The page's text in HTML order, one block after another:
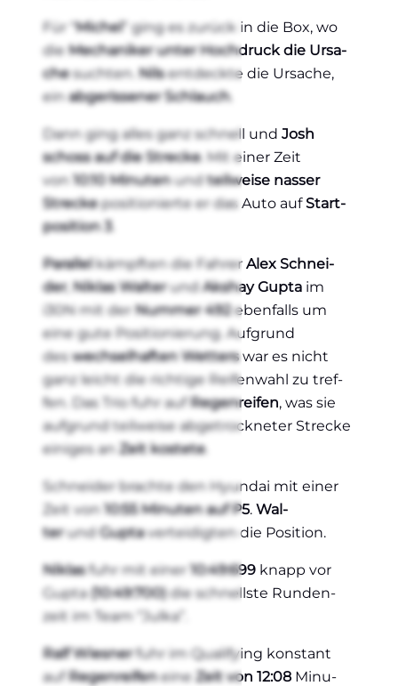
Für “Michel” ging es zurück in die Box, wo
dieMecha­ni­ker unter Hoch­druck die Ursa­
chesuch­ten. Nilsent­deck­te die Ursa­che,
einabge­ris­se­ner Schlauch.
Dann ging alles ganz schnell und Josh
schoss auf die Stre­cke. Mit einer Zeit
von 10:10 Minu­tenundteil­wei­se nas­ser
Stre­ckeposi­tio­nier­te er das Auto aufStart­
po­si­ti­on 3.
Par­al­lelkämpf­ten die Fah­rer Alex Schnei­
der, Niklas Wal­terundAks­hay Gupta im
i30N mit derNum­mer 492eben­falls um
eine gute Posi­tio­nie­rung. Auf­grund
deswech­sel­haf­ten Wet­terswar es nicht
ganz leicht die rich­ti­ge Rei­fen­wahl zu tref­
fen. Das Trio fuhr aufRegen­rei­fen, was sie
auf­grund teil­wei­se abge­trock­ne­ter Stre­cke
eini­ges an Zeit kos­te­te.
Schnei­der brach­te den Hyun­dai mit einer
Zeit von 10:55 Minu­ten auf P5. Wal­
terundGuptaver­tei­dig­ten die Posi­ti­on.
Niklasfuhr mit einer 10:49:699 knapp vor
Gupta(10:49:700)die schnells­te Run­den­
zeit im Team “Jul­ka”.
Ralf Wies­nerfuhr im Qua­li­fy­ing kon­stant
aufRegen­rei­feneine Zeit von 12:08 Minu­